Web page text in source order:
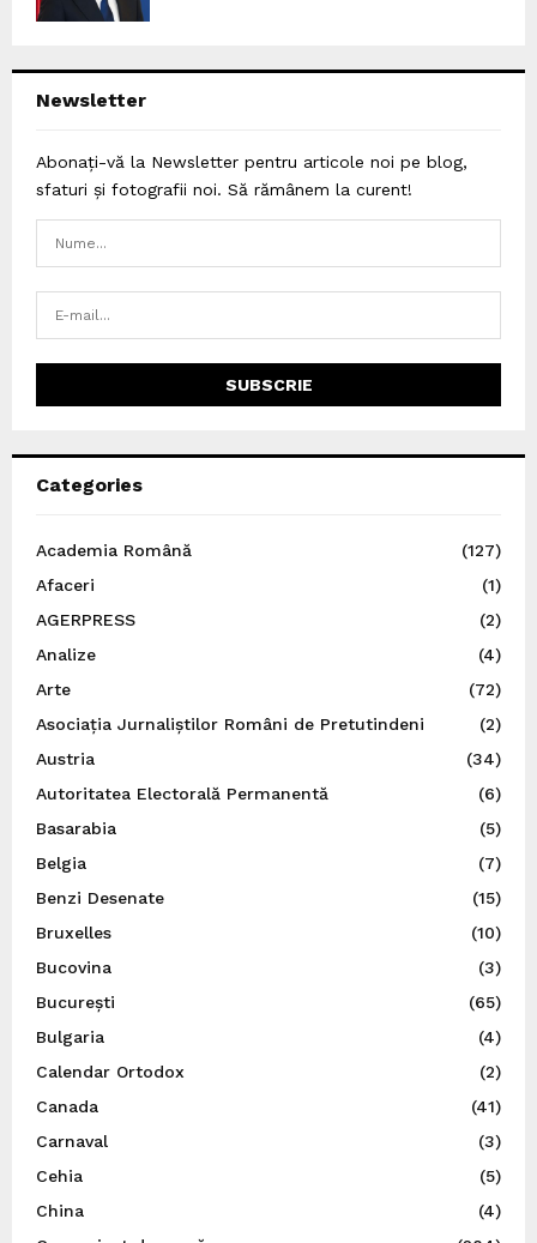
Newsletter
Abonați-vă la Newsletter pentru articole noi pe blog,
sfaturi și fotografii noi. Să rămânem la curent!
Categories
Academia Română
(127)
Afaceri
(1)
AGERPRESS
(2)
Analize
(4)
Arte
(72)
Asociația Jurnaliștilor Români de Pretutindeni
(2)
Austria
(34)
Autoritatea Electorală Permanentă
(6)
Basarabia
(5)
Belgia
(7)
Benzi Desenate
(15)
Bruxelles
(10)
Bucovina
(3)
București
(65)
Bulgaria
(4)
Calendar Ortodox
(2)
Canada
(41)
Carnaval
(3)
Cehia
(5)
China
(4)